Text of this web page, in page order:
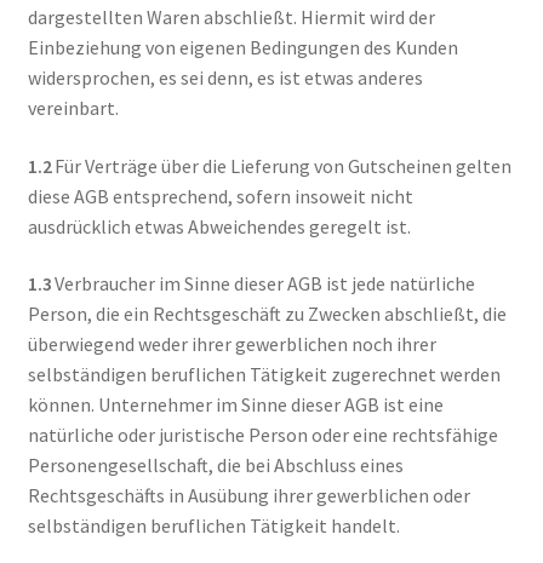
dargestellten Waren abschließt. Hiermit wird der
Einbeziehung von eigenen Bedingungen des Kunden
widersprochen, es sei denn, es ist etwas anderes
vereinbart.
1.2Für Verträge über die Lieferung von Gutscheinen gelten
diese AGB entsprechend, sofern insoweit nicht
ausdrücklich etwas Abweichendes geregelt ist.
1.3Verbraucher im Sinne dieser AGB ist jede natürliche
Person, die ein Rechtsgeschäft zu Zwecken abschließt, die
überwiegend weder ihrer gewerblichen noch ihrer
selbständigen beruflichen Tätigkeit zugerechnet werden
können. Unternehmer im Sinne dieser AGB ist eine
natürliche oder juristische Person oder eine rechtsfähige
Personengesellschaft, die bei Abschluss eines
Rechtsgeschäfts in Ausübung ihrer gewerblichen oder
selbständigen beruflichen Tätigkeit handelt.